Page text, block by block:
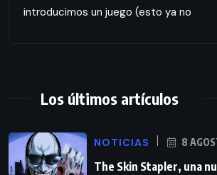
introducimos un juego (esto ya no
Los últimos artículos
NOTICIAS 8
The Skin Stapler, una